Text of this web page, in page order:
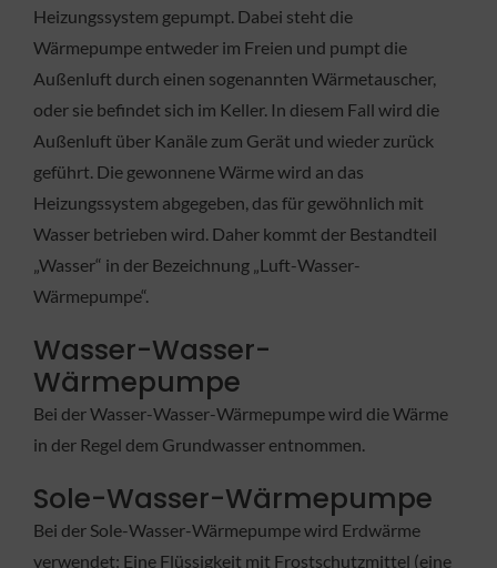
Heizungssystem gepumpt. Dabei steht die
Wärmepumpe entweder im Freien und pumpt die
Außenluft durch einen sogenannten Wärmetauscher,
oder sie befindet sich im Keller. In diesem Fall wird die
Außenluft über Kanäle zum Gerät und wieder zurück
geführt. Die gewonnene Wärme wird an das
Heizungssystem abgegeben, das für gewöhnlich mit
Wasser betrieben wird. Daher kommt der Bestandteil
„Wasser“ in der Bezeichnung „Luft-Wasser-
Wärmepumpe“.
Wasser-Wasser-
Wärmepumpe
Bei der Wasser-Wasser-Wärmepumpe wird die Wärme
in der Regel dem Grundwasser entnommen.
Sole-Wasser-Wärmepumpe
Bei der Sole-Wasser-Wärmepumpe wird Erdwärme
verwendet: Eine Flüssigkeit mit Frostschutzmittel (eine